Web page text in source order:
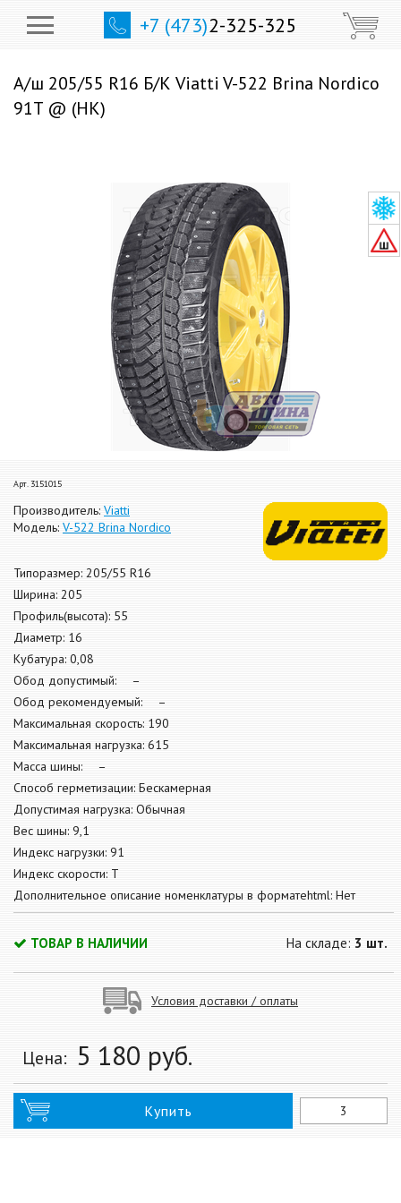
+7 (473)2-325-325
А/ш 205/55 R16 Б/К Viatti V-522 Brina Nordico
91T @ (НК)
Арт. 3151015
Производитель: Viatti
Модель: V-522 Brina Nordico
Типоразмер: 205/55 R16
Ширина: 205
Профиль(высота): 55
Диаметр: 16
Кубатура: 0,08
Обод допустимый: –
Обод рекомендуемый: –
Максимальная скорость: 190
Максимальная нагрузка: 615
Масса шины: –
Способ герметизации: Бескамерная
Допустимая нагрузка: Обычная
Вес шины: 9,1
Индекс нагрузки: 91
Индекс скорости: T
Дополнительное описание номенклатуры в форматеhtml: Нет
ТОВАР В НАЛИЧИИ На складе: 3 шт.
Условия доставки / оплаты
Цена: 5 180 руб.
Купить